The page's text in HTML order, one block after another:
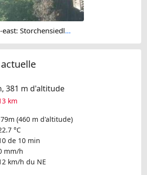
Brittnau › South-east: Storchensiedlung
381 m d'altitude
km
(460 m d'altitude)
°C
de 10 min
mm/h
km/h du NE